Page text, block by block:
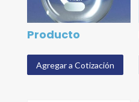
Producto
Agregar a Cotización